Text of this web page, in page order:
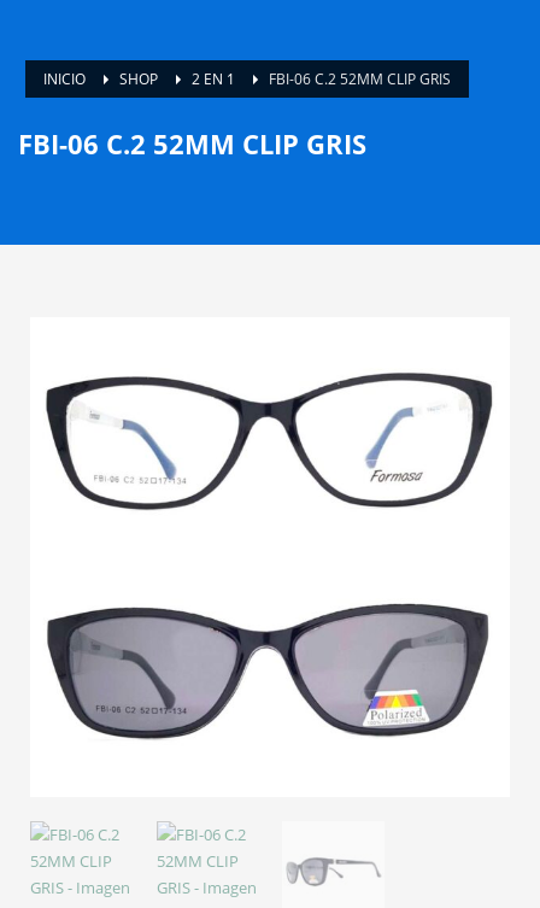
INICIO SHOP 2 EN 1 FBI-06 C.2 52MM CLIP GRIS
FBI-06 C.2 52MM CLIP GRIS